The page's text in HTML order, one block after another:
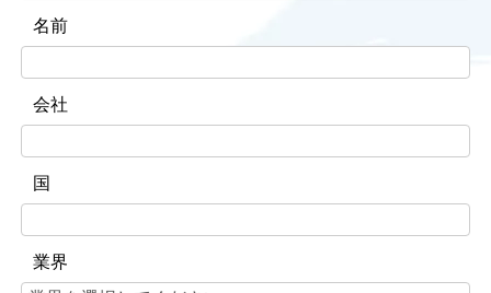
名前
会社
国
業界